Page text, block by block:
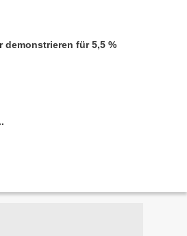
demonstrieren für 5,5 %